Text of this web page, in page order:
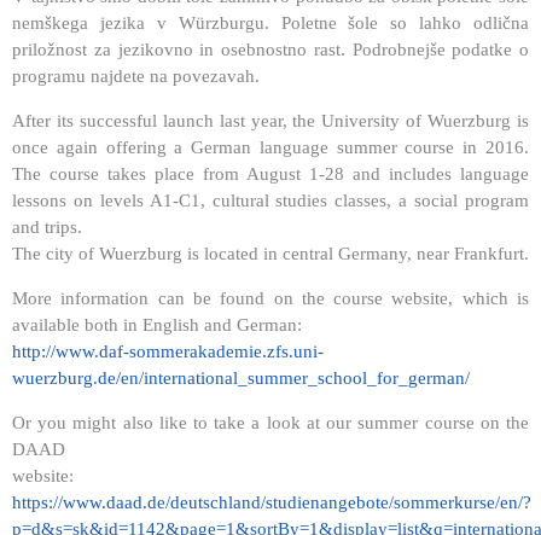
nemškega jezika v Würzburgu. Poletne šole so lahko odlična
priložnost za jezikovno in osebnostno rast. Podrobnejše podatke o
programu najdete na povezavah.
After its successful launch last year, the University of Wuerzburg is
once again offering a German language summer course in 2016.
The course takes place from August 1-28 and includes language
lessons on levels A1-C1, cultural studies classes, a social program
and trips.
The city of Wuerzburg is located in central Germany, near Frankfurt.
More information can be found on the course website, which is
available both in English and German:
http://www.daf-sommerakademie.zfs.uni-
wuerzburg.de/en/international_summer_school_for_german/
Or you might also like to take a look at our summer course on the
DAAD
website:
https://www.daad.de/deutschland/studienangebote/sommerkurse/en/?